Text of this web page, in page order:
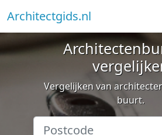
Architectgids.nl
Vergelijken van
buurt.